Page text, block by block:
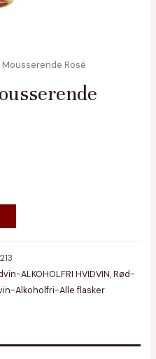
Rosé
ALKOHOLFRI HVIDVIN,Rød-
Alkoholfri-Alle flasker